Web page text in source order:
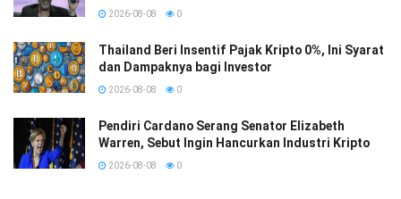
2026-08-08 0
Thailand Beri Insentif Pajak Kripto 0%, Ini Syarat
dan Dampaknya bagi Investor
2026-08-08 0
Pendiri Cardano Serang Senator Elizabeth
Warren, Sebut Ingin Hancurkan Industri Kripto
2026-08-08 0